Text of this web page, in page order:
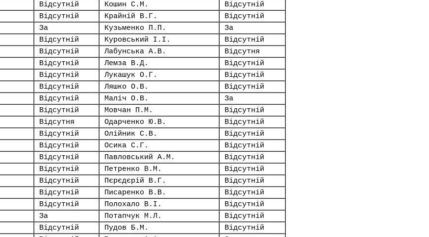
Відсутній Кошин С.М.
Відсутній
Відсутній Крайній В.Г.
Відсутній
За Кузьменко П.П.
За
Відсутній Куровський І.І.
Відсутній
Відсутній Лабунська А.В.
Відсутня
Відсутній Лемза В.Д.
Відсутній
Відсутній Лукашук О.Г.
Відсутній
Відсутній Ляшко О.В.
Відсутній
Відсутній Маліч О.В.
За
Відсутній Мовчан П.М.
Відсутній
Відсутня Одарченко Ю.В.
Відсутній
Відсутній Олійник С.В.
Відсутній
Відсутній Осика С.Г.
Відсутній
Відсутній Павловський А.М.
Відсутній
Відсутній Петренко В.М.
Відсутній
Відсутній Пєрєдєрій В.Г.
Відсутній
Відсутній Писаренко В.В.
Відсутній
Відсутній Полохало В.І.
Відсутній
За Потапчук М.Л.
Відсутній
Відсутній Пудов Б.М.
Відсутній